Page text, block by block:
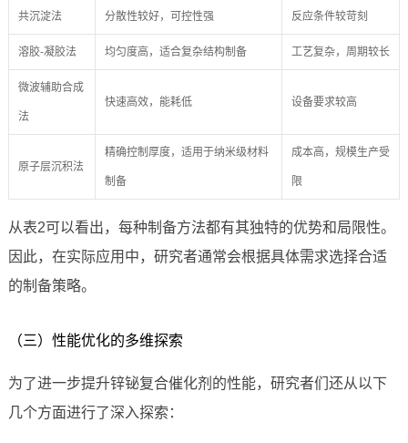
共沉淀法 分散性较好，可控性强 反应条件较苛刻
溶胶-凝胶法 均匀度高，适合复杂结构制备 工艺复杂，周期较长
微波辅助合成
法
快速高效，能耗低 设备要求较高
原子层沉积法
精确控制厚度，适用于纳米级材料
制备
成本高，规模生产受
限
从表2可以看出，每种制备方法都有其独特的优势和局限性。
因此，在实际应用中，研究者通常会根据具体需求选择合适
的制备策略。
（三）性能优化的多维探索
为了进一步提升锌铋复合催化剂的性能，研究者们还从以下
几个方面进行了深入探索：